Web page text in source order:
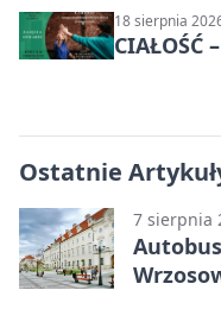
18 sierpnia
CIAŁOŚĆ
Ostatnie
7 sierpnia